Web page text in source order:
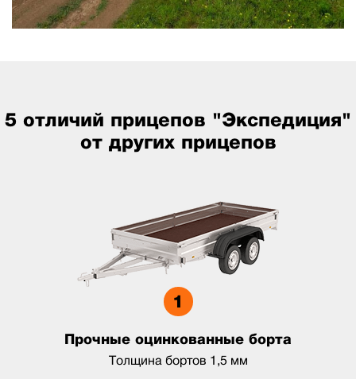
5 отличий прицепов "Экспедиция"
от других прицепов
Прочные оцинкованные борта
Толщина бортов 1,5 мм